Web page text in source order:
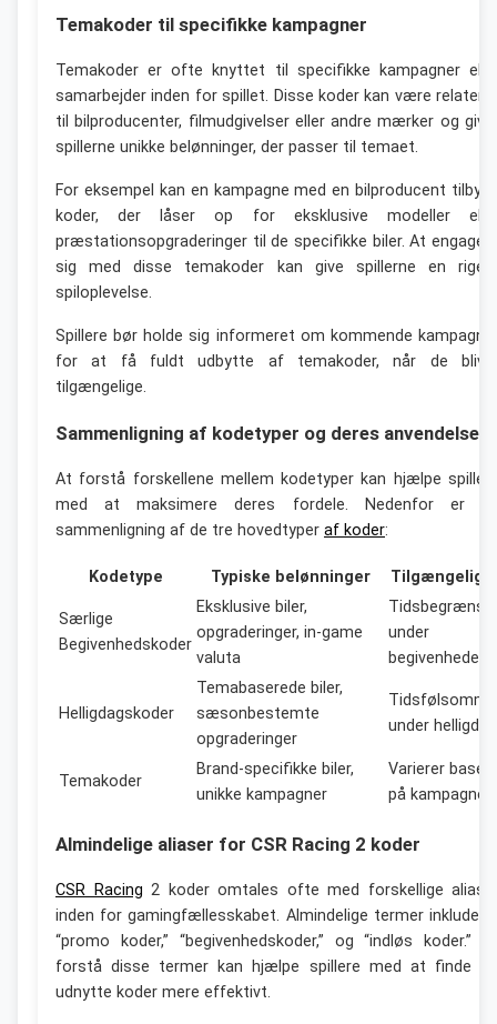
Temakoder til specifikke kampagner
Temakoder er ofte knyttet til specifikke kampagner
samarbejder inden for spillet. Disse koder kan være
til bilproducenter, filmudgivelser eller andre mærker og
spillerne unikke belønninger, der passer til temaet.
For eksempel kan en kampagne med en bilproducent
koder, der låser op for eksklusive modeller
præstationsopgraderinger til de specifikke biler. At
sig med disse temakoder kan give spillerne en
spiloplevelse.
Spillere bør holde sig informeret om kommende
for at få fuldt udbytte af temakoder, når de
tilgængelige.
Sammenligning af kodetyper og deres anvendelse
At forstå forskellene mellem kodetyper kan hjælpe
med at maksimere deres fordele. Nedenfor er
sammenligning af de tre hovedtyper af koder:
Kodetype Typiske belønninger
Særlige
Begivenhedskoder
Eksklusive biler,
opgraderinger, in-game
valuta
under
begivenheder
Helligdagskoder
Temabaserede biler,
sæsonbestemte
opgraderinger
Tidsfølsomme
under
Temakoder
Brand-specifikke biler,
unikke kampagner
Varierer
på kampagner
Almindelige aliaser for CSR Racing 2 koder
CSR Racing 2 koder omtales ofte med forskellige
inden for gamingfællesskabet. Almindelige termer
“promo koder,” “begivenhedskoder,” og “indløs koder.”
forstå disse termer kan hjælpe spillere med at finde
udnytte koder mere effektivt.